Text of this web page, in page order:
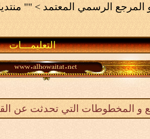
و المرجع الرسمي المعتمد >
""
التعليمـــات
و المخطوطات التي تحدثت عن